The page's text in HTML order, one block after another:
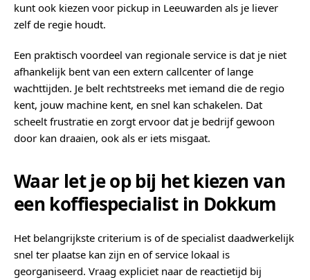
kunt ook kiezen voor pickup in Leeuwarden als je liever
zelf de regie houdt.
Een praktisch voordeel van regionale service is dat je niet
afhankelijk bent van een extern callcenter of lange
wachttijden. Je belt rechtstreeks met iemand die de regio
kent, jouw machine kent, en snel kan schakelen. Dat
scheelt frustratie en zorgt ervoor dat je bedrijf gewoon
door kan draaien, ook als er iets misgaat.
Waar let je op bij het kiezen van
een koffiespecialist in Dokkum
Het belangrijkste criterium is of de specialist daadwerkelijk
snel ter plaatse kan zijn en of service lokaal is
georganiseerd. Vraag expliciet naar de reactietijd bij